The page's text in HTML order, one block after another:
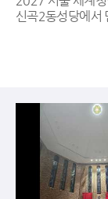
신곡2동성당에서 민락
전을 채운 청년들
음날 민락동성당
회), 남성총구역